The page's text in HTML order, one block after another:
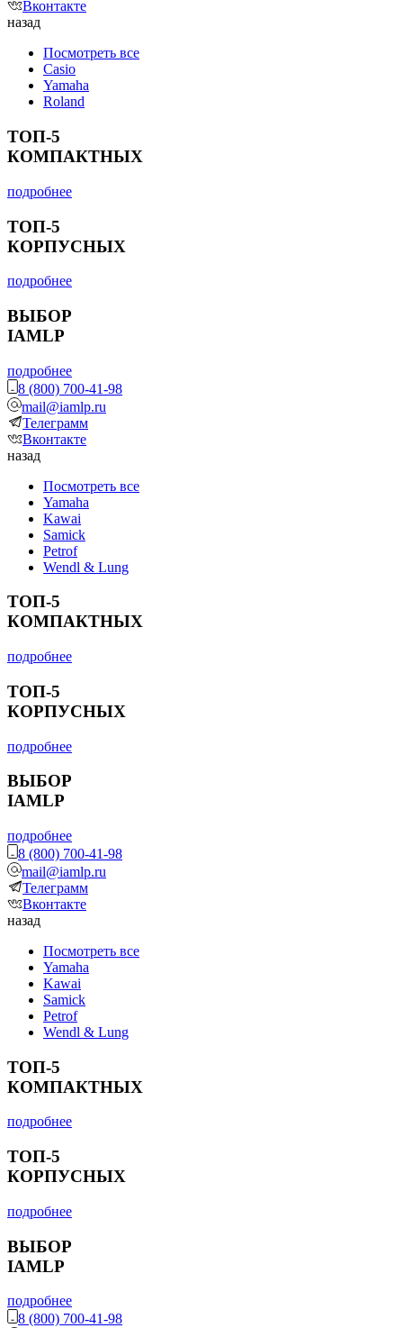
Вконтакте
назад
Посмотреть все
Casio
Yamaha
Roland
ТОП-5
КОМПАКТНЫХ
подробнее
ТОП-5
КОРПУСНЫХ
подробнее
ВЫБОР
IAMLP
подробнее
8 (800) 700-41-98
mail@iamlp.ru
Телеграмм
Вконтакте
назад
Посмотреть все
Yamaha
Kawai
Samick
Petrof
Wendl & Lung
ТОП-5
КОМПАКТНЫХ
подробнее
ТОП-5
КОРПУСНЫХ
подробнее
ВЫБОР
IAMLP
подробнее
8 (800) 700-41-98
mail@iamlp.ru
Телеграмм
Вконтакте
назад
Посмотреть все
Yamaha
Kawai
Samick
Petrof
Wendl & Lung
ТОП-5
КОМПАКТНЫХ
подробнее
ТОП-5
КОРПУСНЫХ
подробнее
ВЫБОР
IAMLP
подробнее
8 (800) 700-41-98